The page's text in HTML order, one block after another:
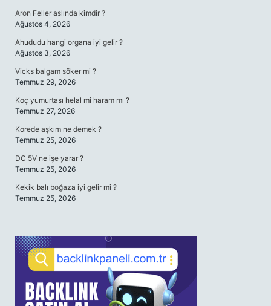
Aron Feller aslında kimdir ?
Ağustos 4, 2026
Ahududu hangi organa iyi gelir ?
Ağustos 3, 2026
Vicks balgam söker mi ?
Temmuz 29, 2026
Koç yumurtası helal mi haram mı ?
Temmuz 27, 2026
Korede aşkım ne demek ?
Temmuz 25, 2026
DC 5V ne işe yarar ?
Temmuz 25, 2026
Kekik balı boğaza iyi gelir mi ?
Temmuz 25, 2026